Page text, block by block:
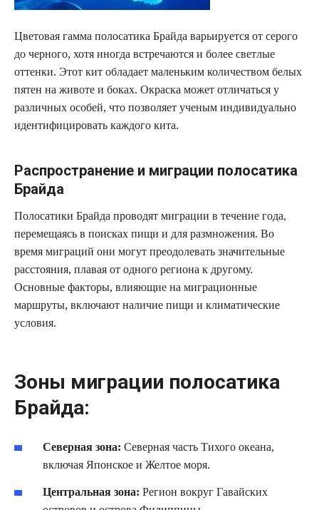
Цветовая гамма полосатика Брайда варьируется от серого
до черного, хотя иногда встречаются и более светлые
оттенки. Этот кит обладает маленьким количеством белых
пятен на животе и боках. Окраска может отличаться у
различных особей, что позволяет ученым индивидуально
идентифицировать каждого кита.
Распространение и миграции полосатика
Брайда
Полосатики Брайда проводят миграции в течение года,
перемещаясь в поисках пищи и для размножения. Во
время миграций они могут преодолевать значительные
расстояния, плавая от одного региона к другому.
Основные факторы, влияющие на миграционные
маршруты, включают наличие пищи и климатические
условия.
Зоны миграции полосатика
Брайда:
Северная зона: Северная часть Тихого океана,
включая Японское и Желтое моря.
Центральная зона: Регион вокруг Гавайских